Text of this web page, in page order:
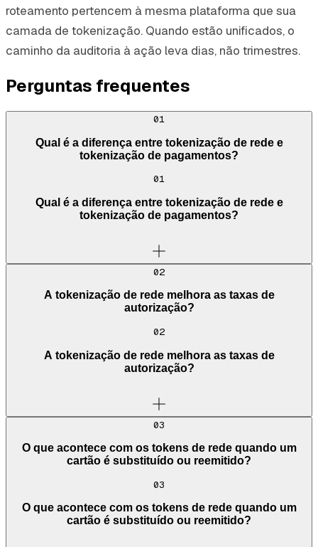
roteamento pertencem à mesma plataforma que sua
camada de tokenização. Quando estão unificados, o
caminho da auditoria à ação leva dias, não trimestres.
Perguntas frequentes
01
Qual é a diferença entre tokenização de rede e
tokenização de pagamentos?
01
Qual é a diferença entre tokenização de rede e
tokenização de pagamentos?
02
A tokenização de rede melhora as taxas de
autorização?
02
A tokenização de rede melhora as taxas de
autorização?
03
O que acontece com os tokens de rede quando um
cartão é substituído ou reemitido?
03
O que acontece com os tokens de rede quando um
cartão é substituído ou reemitido?